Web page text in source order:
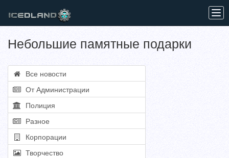
Небольшие памятные подарки
Все новости
От Администрации
Полиция
Разное
Корпорации
Творчество